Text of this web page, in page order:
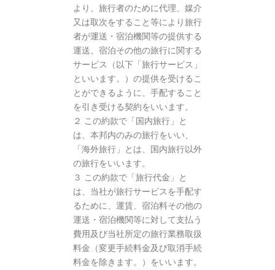
より、旅行者のために代理、媒介
又は取次をすること等により旅行
者が運送・宿泊機関等の提供する
運送、宿泊その他の旅行に関する
サービス（以下「旅行サービス」
といいます。）の提供を受けるこ
とができるように、手配すること
を引き受ける契約をいいます。
２ この約款で「国内旅行」と
は、本邦内のみの旅行をいい、
「海外旅行」とは、国内旅行以外
の旅行をいいます。
３ この約款で「旅行代金」と
は、当社が旅行サービスを手配す
るために、運賃、宿泊料その他の
運送・宿泊機関等に対して支払う
費用及び当社所定の旅行業務取扱
料金（変更手続料金及び取消手続
料金を除きます。）をいいます。